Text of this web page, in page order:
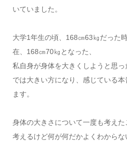
いていました。
大学1年生の頃、168㎝63㎏だった
在、168㎝70㎏となった、
私自身が身体を大きくしようと思
では大きい方になり、感じている
ます。
身体の大きさについて一度も考えた
考えるけど何が何だかよくわから